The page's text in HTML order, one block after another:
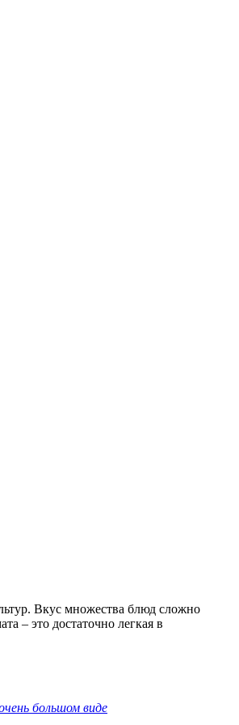
Вкус множества блюд сложно
– это достаточно легкая в
большом виде